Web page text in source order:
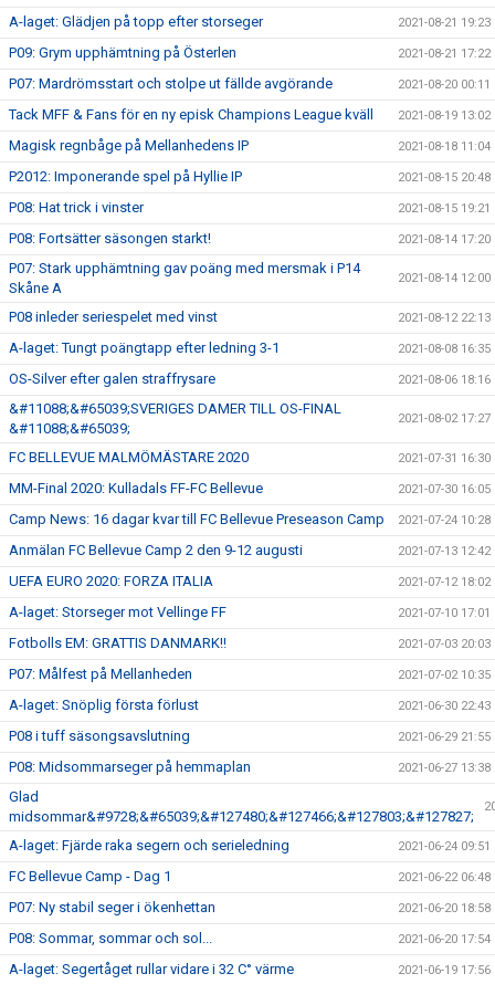
A-laget: Glädjen på topp efter storseger 2021-08-21 19:23
P09: Grym upphämtning på Österlen 2021-08-21 17:22
P07: Mardrömsstart och stolpe ut fällde avgörande 2021-08-20 00:11
Tack MFF & Fans för en ny episk Champions League kväll 2021-08-19 13:02
Magisk regnbåge på Mellanhedens IP 2021-08-18 11:04
P2012: Imponerande spel på Hyllie IP 2021-08-15 20:48
P08: Hat trick i vinster 2021-08-15 19:21
P08: Fortsätter säsongen starkt! 2021-08-14 17:20
P07: Stark upphämtning gav poäng med mersmak i P14
Skåne A
2021-08-14 12:00
P08 inleder seriespelet med vinst 2021-08-12 22:13
A-laget: Tungt poängtapp efter ledning 3-1 2021-08-08 16:35
OS-Silver efter galen straffrysare 2021-08-06 18:16
&#11088;&#65039;SVERIGES DAMER TILL OS-FINAL
&#11088;&#65039;
2021-08-02 17:27
FC BELLEVUE MALMÖMÄSTARE 2020 2021-07-31 16:30
MM-Final 2020: Kulladals FF-FC Bellevue 2021-07-30 16:05
Camp News: 16 dagar kvar till FC Bellevue Preseason Camp 2021-07-24 10:28
Anmälan FC Bellevue Camp 2 den 9-12 augusti 2021-07-13 12:42
UEFA EURO 2020: FORZA ITALIA 2021-07-12 18:02
A-laget: Storseger mot Vellinge FF 2021-07-10 17:01
Fotbolls EM: GRATTIS DANMARK!! 2021-07-03 20:03
P07: Målfest på Mellanheden 2021-07-02 10:35
A-laget: Snöplig första förlust 2021-06-30 22:43
P08 i tuff säsongsavslutning 2021-06-29 21:55
P08: Midsommarseger på hemmaplan 2021-06-27 13:38
Glad
midsommar&#9728;&#65039;&#127480;&#127466;&#127803;&#127827;
A-laget: Fjärde raka segern och serieledning 2021-06-24 09:51
FC Bellevue Camp - Dag 1 2021-06-22 06:48
P07: Ny stabil seger i ökenhettan 2021-06-20 18:58
P08: Sommar, sommar och sol... 2021-06-20 17:54
A-laget: Segertåget rullar vidare i 32 C° värme 2021-06-19 17:56